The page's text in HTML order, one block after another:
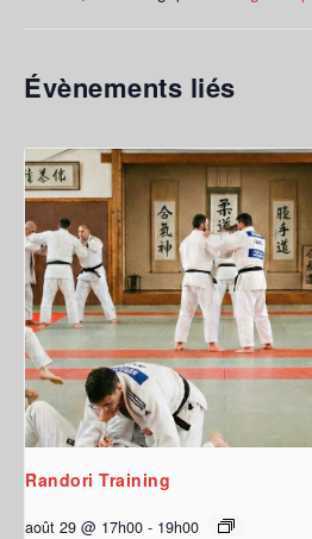
Évènements liés
Randori Training
août 29 @ 17h00 - 19h00